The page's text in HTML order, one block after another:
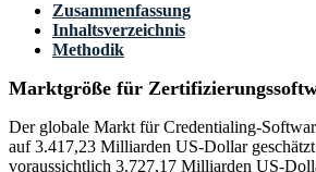
Zusammenfassung
Inhaltsverzeichnis
Methodik
Marktgröße für
Der globale Markt für Credentialing-
auf 3.417,23 Milliarden US-Dollar
voraussichtlich 3.727,17 Milliarden US-